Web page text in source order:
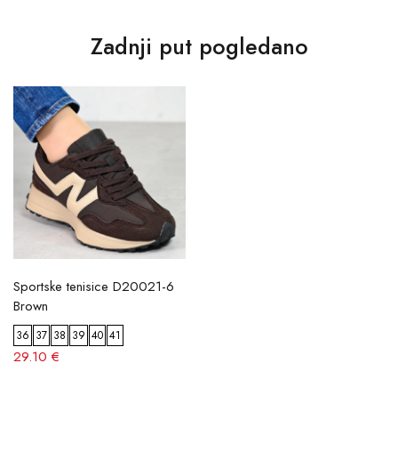
Zadnji put pogledano
Sportske tenisice D20021-6
Brown
36 37 38 39 40 41
29.10 €